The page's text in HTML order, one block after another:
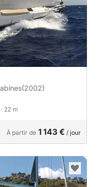
(2002)
· 22 m
À partir de 1 143 € / jour